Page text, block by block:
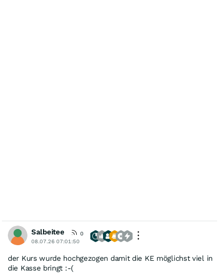
Salbeitee
0
08.07.26 07:01:50
der Kurs wurde hochgezogen damit die KE möglichst viel in
die Kasse bringt :-(